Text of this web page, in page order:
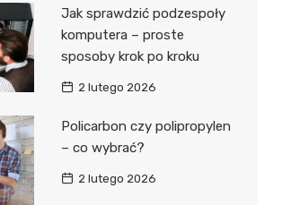
Jak sprawdzić podzespoły
komputera – proste
sposoby krok po kroku
2 lutego 2026
Policarbon czy polipropylen
– co wybrać?
2 lutego 2026